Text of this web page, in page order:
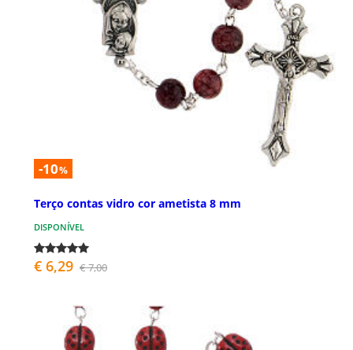
-10%
Terço contas vidro cor ametista 8 mm
DISPONÍVEL
€ 6,29 € 7,00